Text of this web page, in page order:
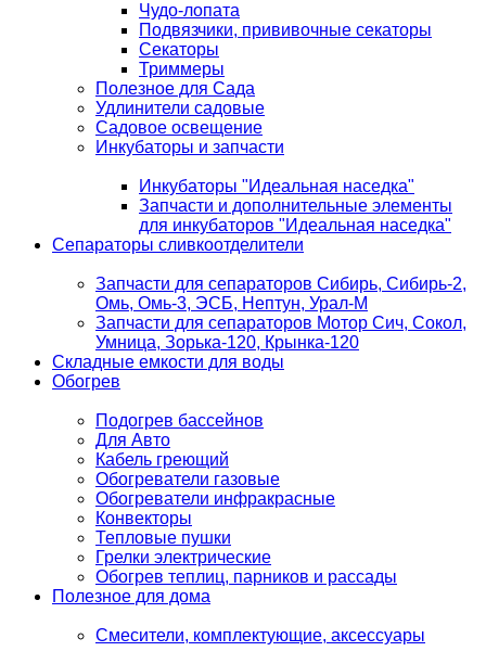
Чудо-лопата
Подвязчики, прививочные секаторы
Секаторы
Триммеры
Полезное для Сада
Удлинители садовые
Садовое освещение
Инкубаторы и запчасти
Инкубаторы "Идеальная наседка"
Запчасти и дополнительные элементы
для инкубаторов "Идеальная наседка"
Сепараторы сливкоотделители
Запчасти для сепараторов Сибирь, Сибирь-2,
Омь, Омь-3, ЭСБ, Нептун, Урал-М
Запчасти для сепараторов Мотор Сич, Сокол,
Умница, Зорька-120, Крынка-120
Складные емкости для воды
Обогрев
Подогрев бассейнов
Для Авто
Кабель греющий
Обогреватели газовые
Обогреватели инфракрасные
Конвекторы
Тепловые пушки
Грелки электрические
Обогрев теплиц, парников и рассады
Полезное для дома
Смесители, комплектующие, аксессуары